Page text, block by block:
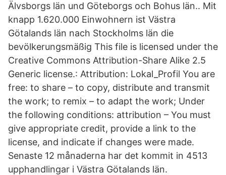
Älvsborgs län und Göteborgs och Bohus län.. Mit
knapp 1.620.000 Einwohnern ist Västra
Götalands län nach Stockholms län die
bevölkerungsmäßig This file is licensed under the
Creative Commons Attribution-Share Alike 2.5
Generic license.: Attribution: Lokal_Profil You are
free: to share – to copy, distribute and transmit
the work; to remix – to adapt the work; Under
the following conditions: attribution – You must
give appropriate credit, provide a link to the
license, and indicate if changes were made.
Senaste 12 månaderna har det kommit in 4513
upphandlingar i Västra Götalands län.